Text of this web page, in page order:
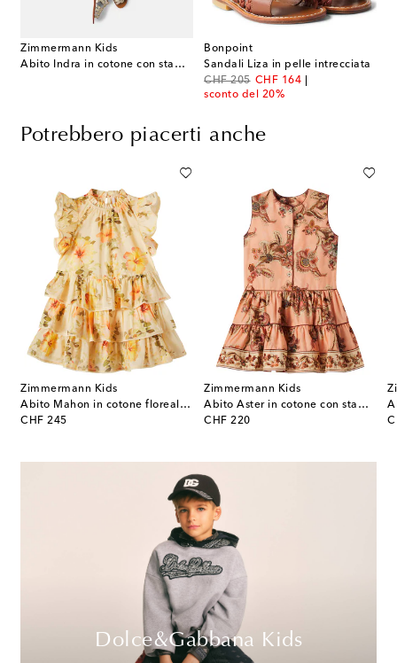
Zimmermann Kids
Abito Indra in cotone con stampa
Bonpoint
Sandali Liza in pelle intrecciata
CHF 205
original priceCHF 164
discount price
sconto del 20%
Potrebbero piacerti anche
Zimmermann Kids
Abito Mahon in cotone floreale con volant
CHF 245
original price
Zimmermann Kids
Abito Aster in cotone con stampa
CHF 220
original price
Dolce&Gabbana Kids